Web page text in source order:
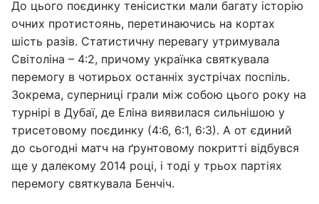
До цього поєдинку тенісистки мали багату історію
очних протистоянь, перетинаючись на кортах
шість разів. Статистичну перевагу утримувала
Світоліна – 4:2, причому українка святкувала
перемогу в чотирьох останніх зустрічах поспіль.
Зокрема, суперниці грали між собою цього року на
турнірі в Дубаї, де Еліна виявилася сильнішою у
трисетовому поєдинку (4:6, 6:1, 6:3). А от єдиний
до сьогодні матч на ґрунтовому покритті відбувся
ще у далекому 2014 році, і тоді у трьох партіях
перемогу святкувала Бенчіч.